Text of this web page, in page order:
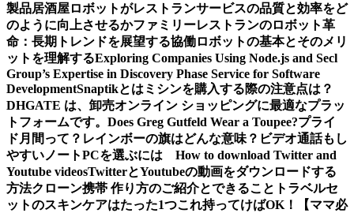
製品居酒屋ロボットがレストランサービスの品質と効率をど
のように向上させるかファミリーレストランのロボット革
命：長期トレンドを展望する協働ロボットの基本とそのメリ
ットを理解するExploring Companies Using Node.js and Secl
Group’s Expertise in Discovery Phase Service for Software
DevelopmentSnaptikとは ミシンを購入する際の注意点は？
DHGATE は、卸売オンライン ショッピングに最適なプラッ
トフォームです。 Does Greg Gutfeld Wear a Toupee?プライ
ド月間って？レインボーの旗はどんな意味？ ビデオ通話もし
やすいノートPCを選ぶには How to download Twitter and
Youtube videosTwitterとYoutubeの動画をダウンロードする
方法クローン携帯 作り方のご紹介とできること トラベルセ
ットのスキンケアはたった1つこれ持ってけばOK！【ママ必